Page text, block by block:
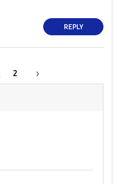
REPLY
2